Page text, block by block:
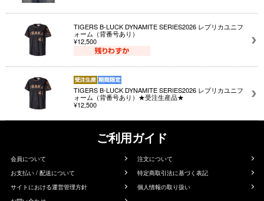
TIGERS B-LUCK DYNAMITE SERIES2026 レプリカユニフ
ォーム（背番号あり）
¥12,500
TIGERS B-LUCK DYNAMITE SERIES2026 レプリカユニフ
ォーム（背番号あり）★受注生産品★
¥12,500
ご利用ガイド
会員について
注文について
お支払い / 配送について
特定商取引法に基づく表記
サイトにおける運営管理方針
個人情報の取り扱い